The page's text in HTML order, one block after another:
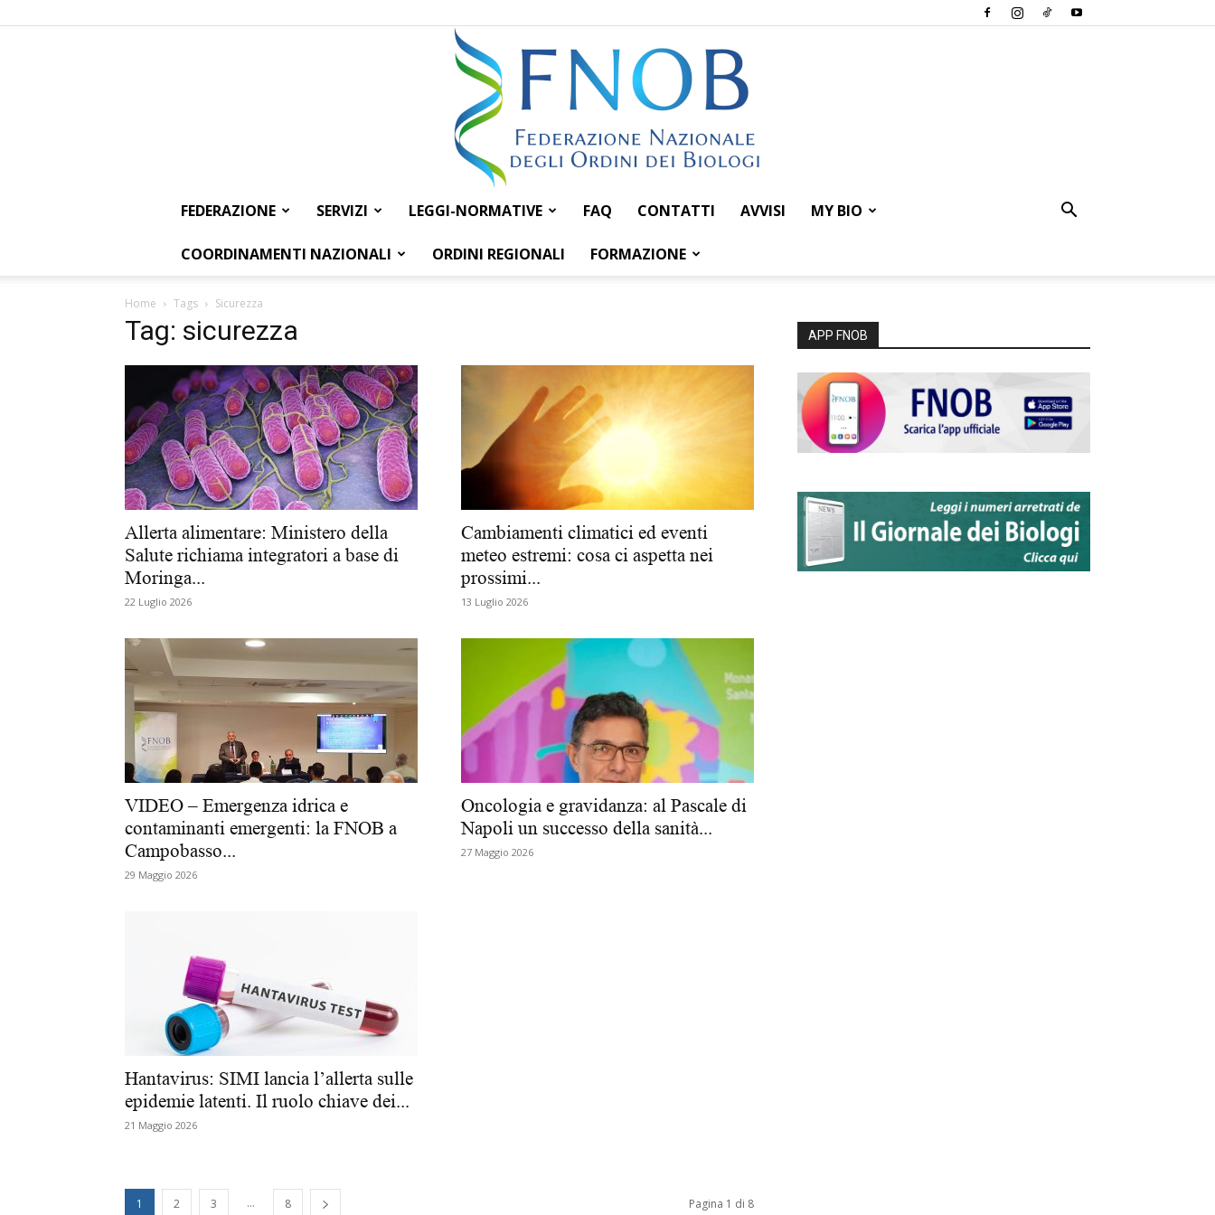
Federazione
Nazionale
degli
dei
Biologi
FEDERAZIONE SERVIZI LEGGI-NORMATIVE FAQ CONTATTI AVVISI MY BIO
COORDINAMENTI NAZIONALI ORDINI REGIONALI FORMAZIONE
Home Tags Sicurezza
Tag: sicurezza
Allerta alimentare: Ministero della
Salute richiama integratori a base di
Moringa...
22 Luglio 2026
Cambiamenti climatici ed eventi
meteo estremi: cosa ci aspetta nei
prossimi...
13 Luglio 2026
VIDEO – Emergenza idrica e
contaminanti emergenti: la FNOB a
Campobasso...
29 Maggio 2026
Oncologia e gravidanza: al Pascale di
Napoli un successo della sanità...
27 Maggio 2026
Hantavirus: SIMI lancia l’allerta sulle
epidemie latenti. Il ruolo chiave dei...
21 Maggio 2026
1 2 3 ... 8 Pagina 1 di 8
APP FNOB